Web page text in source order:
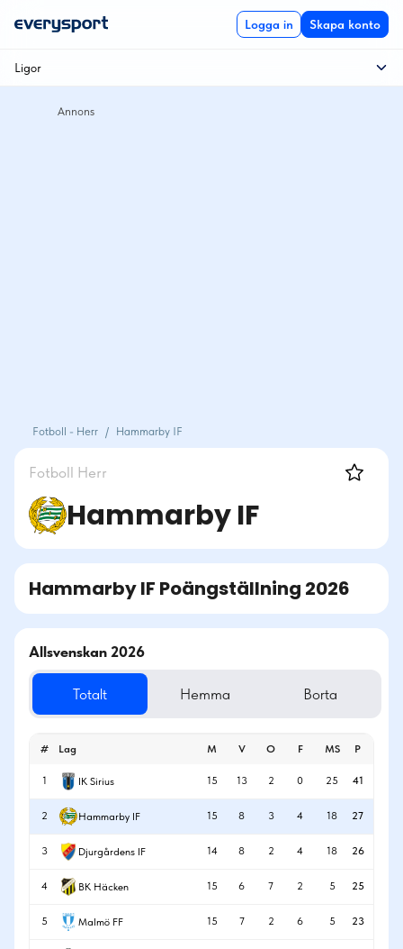
Logga in Skapa konto
Ligor
Allsvenskan
Fotboll - Herr / Hammarby IF
Fotboll Herr
Hammarby IF
Hammarby IF Poängställning 2026
Allsvenskan 2026
Totalt Hemma Borta
# Lag M V O F MS P
1 IK Sirius 15 13 2 0 25 41
2 Hammarby IF 15 8 3 4 18 27
3 Djurgårdens IF 14 8 2 4 18 26
4 BK Häcken 15 6 7 2 5 25
5 Malmö FF 15 7 2 6 5 23